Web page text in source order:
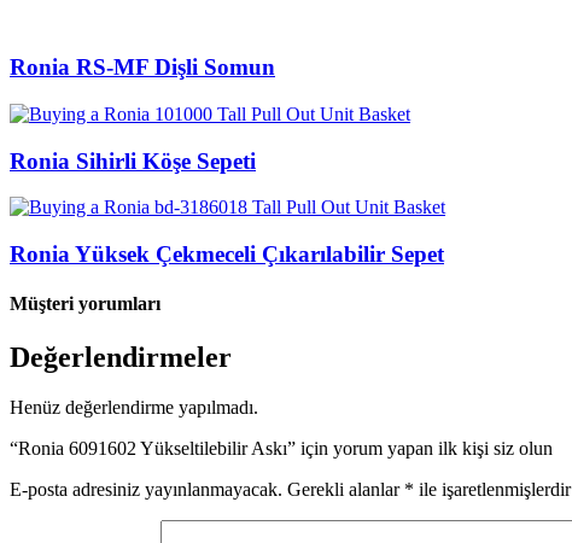
Ronia RS-MF Dişli Somun
Ronia Sihirli Köşe Sepeti
Ronia Yüksek Çekmeceli Çıkarılabilir Sepet
Müşteri yorumları
Değerlendirmeler
Henüz değerlendirme yapılmadı.
“Ronia 6091602 Yükseltilebilir Askı” için yorum yapan ilk kişi siz olun
E-posta adresiniz yayınlanmayacak. Gerekli alanlar * ile işaretlenmişlerdir